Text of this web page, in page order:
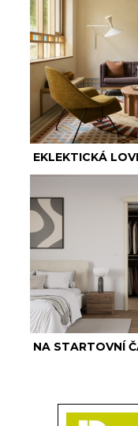
EKLEKTICKÁ
NA STARTOVNÍ